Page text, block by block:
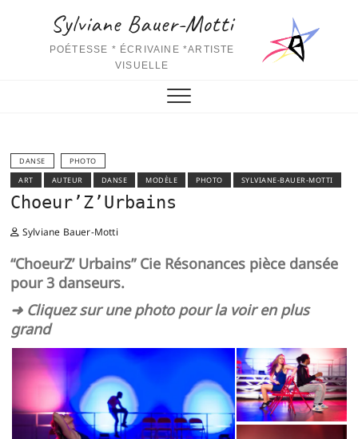
Sylviane Bauer-Motti
POÉTESSE * ÉCRIVAINE *ARTISTE
VISUELLE
DANSE
PHOTO
ART
AUTEUR DANSE MODÈLE PHOTO SYLVIANE-BAUER-MOTTI
Choeur’Z’Urbains
Sylviane Bauer-Motti
“ChoeurZ’ Urbains” Cie Résonances pièce dansée
pour 3 danseurs.
➜ Cliquez sur une photo pour la voir en plus
grand